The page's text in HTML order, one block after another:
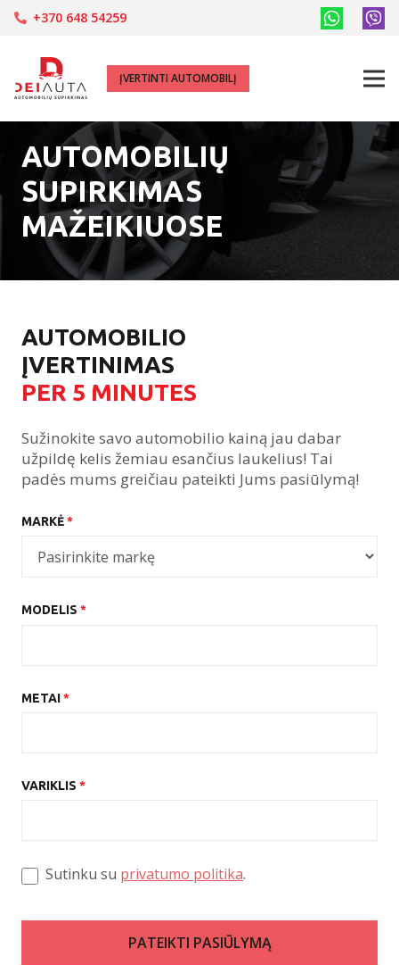
+370 648 54259
ĮVERTINTI AUTOMOBILĮ
AUTOMOBILIŲ
SUPIRKIMAS
MAŽEIKIUOSE
AUTOMOBILIO
ĮVERTINIMAS
PER 5 MINUTES
Sužinokite savo automobilio kainą jau dabar
užpildę kelis žemiau esančius laukelius! Tai
padės mums greičiau pateikti Jums pasiūlymą!
MARKĖ*
MODELIS *
METAI*
VARIKLIS *
Sutinku su privatumo politika.
PATEIKTI PASIŪLYMĄ